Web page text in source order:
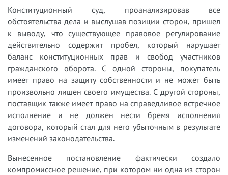
Конституционный суд, проанализировав все
обстоятельства дела и выслушав позиции сторон, пришел
к выводу, что существующее правовое регулирование
действительно содержит пробел, который нарушает
баланс конституционных прав и свобод участников
гражданского оборота. С одной стороны, покупатель
имеет право на защиту собственности и не может быть
произвольно лишен своего имущества. С другой стороны,
поставщик также имеет право на справедливое встречное
исполнение и не должен нести бремя исполнения
договора, который стал для него убыточным в результате
изменений законодательства.
Вынесенное постановление фактически создало
компромиссное решение, при котором ни одна из сторон